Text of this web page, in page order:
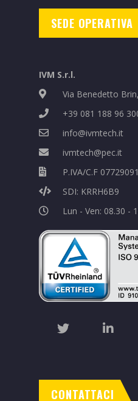
SEDE OPERATIVA
IVM S.r.l.
Via Benedetto
+39 081 188 96
info@ivmtech.it
ivmtech@pec.it
P.IVA/C.F
SDI: KRRH6B9
Lun - Ven: 08.30 -
CONTATTACI